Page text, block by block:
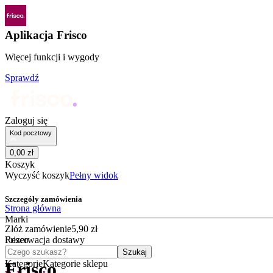
Aplikacja Frisco
Więcej funkcji i wygody
Sprawdź
Zaloguj się
Kod pocztowy
0,00 zł
Koszyk
Wyczyść koszykPełny widok
Szczegóły zamówienia
Złóż zamówienie5,90 zł
Rezerwacja dostawy
Czego szukasz?
Szukaj
KategorieKategorie sklepu
Strona główna
Marki
Frisco